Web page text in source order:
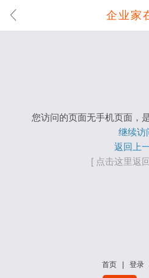
企业家
您访问的页面无手机页面，
继续访
返回上
[ 点击这里返
首页 登录